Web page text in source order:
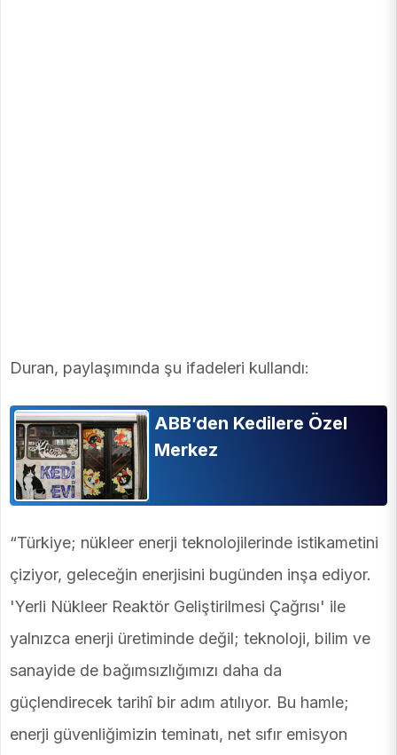
Duran, paylaşımında şu ifadeleri kullandı:
ABB’den Kedilere Özel
Merkez
“Türkiye; nükleer enerji teknolojilerinde istikametini
çiziyor, geleceğin enerjisini bugünden inşa ediyor.
'Yerli Nükleer Reaktör Geliştirilmesi Çağrısı' ile
yalnızca enerji üretiminde değil; teknoloji, bilim ve
sanayide de bağımsızlığımızı daha da
güçlendirecek tarihî bir adım atılıyor. Bu hamle;
enerji güvenliğimizin teminatı, net sıfır emisyon